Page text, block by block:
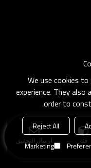
فئة ارسال التحقيق
We use cookies
experience. They also
order to
Reject All
Marketing